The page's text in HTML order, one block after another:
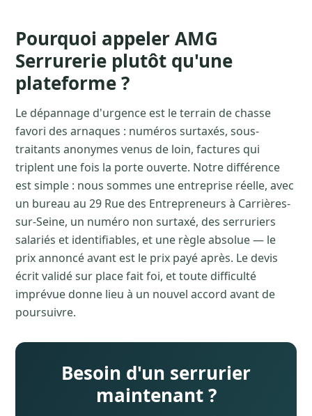
Pourquoi appeler AMG
Serrurerie plutôt qu'une
plateforme ?
Le dépannage d'urgence est le terrain de chasse
favori des arnaques : numéros surtaxés, sous-
traitants anonymes venus de loin, factures qui
triplent une fois la porte ouverte. Notre différence
est simple : nous sommes une entreprise réelle, avec
un bureau au 29 Rue des Entrepreneurs à Carrières-
sur-Seine, un numéro non surtaxé, des serruriers
salariés et identifiables, et une règle absolue — le
prix annoncé avant est le prix payé après. Le devis
écrit validé sur place fait foi, et toute difficulté
imprévue donne lieu à un nouvel accord avant de
poursuivre.
Besoin d'un serrurier
maintenant ?